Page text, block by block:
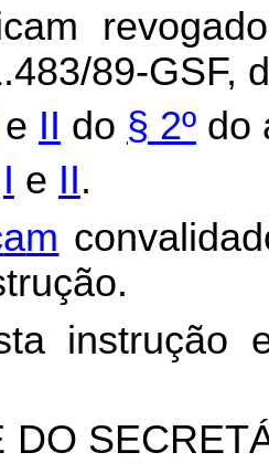
89-GSF,
e II do § 2ºdo
I e II.
am
instrução
DO